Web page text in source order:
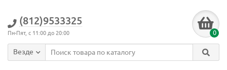
(812)9533325
Пн-Пят, с 11:00 до 20:00 0
Везде